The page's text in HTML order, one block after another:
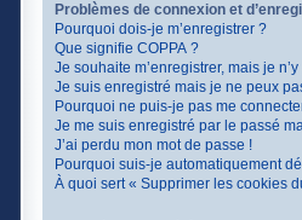
Problèmes de connexion et
Pourquoi dois-je m’enregistrer ?
Que signifie COPPA ?
Je souhaite m’enregistrer, mais je
Je suis enregistré mais je ne peux
Pourquoi ne puis-je pas me
Je me suis enregistré par le passé
J’ai perdu mon mot de passe !
Pourquoi suis-je automatiquement
À quoi sert « Supprimer les cookies